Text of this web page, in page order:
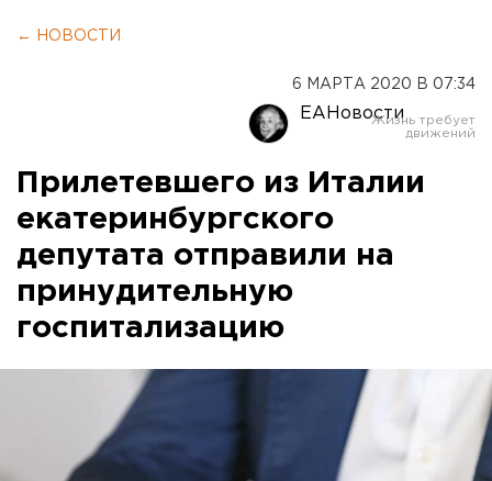
← НОВОСТИ
6 МАРТА 2020 В 07:34
ЕАНовости
Прилетевшего из Италии
екатеринбургского
депутата отправили на
принудительную
госпитализацию